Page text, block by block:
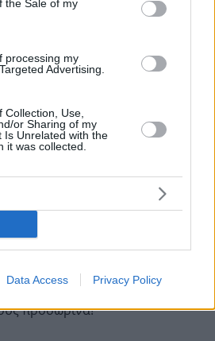
the Sale of my
processing my
Advertising.
Use,
or Sharing of my
Is Unrelated with the
it was collected.
Data Access Privacy Policy
Κοινοποιήστε
Επόμενη
προσωρινά!